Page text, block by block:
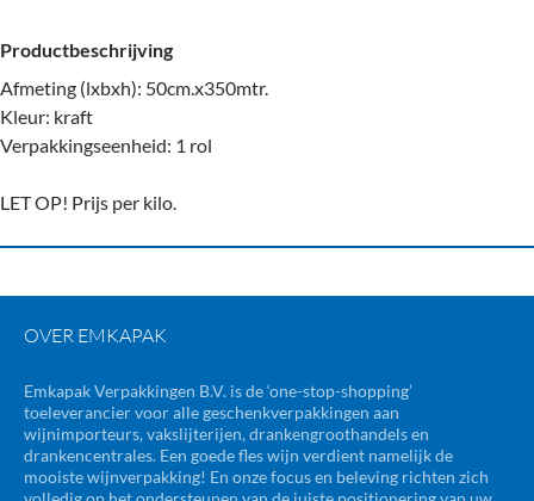
Productbeschrijving
Afmeting (lxbxh): 50cm.x350mtr.
Kleur: kraft
Verpakkingseenheid: 1 rol
LET OP! Prijs per kilo.
OVER EMKAPAK
Emkapak Verpakkingen B.V. is de ‘one-stop-shopping’
toeleverancier voor alle geschenkverpakkingen aan
wijnimporteurs, vakslijterijen, drankengroothandels en
drankencentrales. Een goede fles wijn verdient namelijk de
mooiste wijnverpakking! En onze focus en beleving richten zich